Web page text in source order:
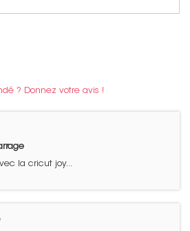
? Donnez votre avis !
la cricut joy...